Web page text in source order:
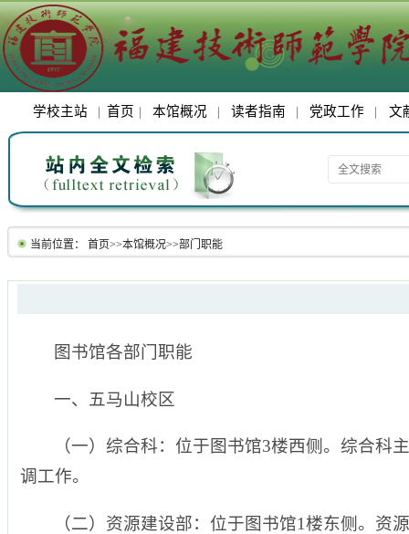
学校主站 | 首页 | 本馆概况 | 读者指南 | 党政工作 | 文
当前位置： 首页>>本馆概况>>部门职能
图书馆各部门职能
一、五马山校区
（一）综合科：位于图书馆3楼西侧。综合科
调工作。
（二）资源建设部：位于图书馆1楼东侧。资